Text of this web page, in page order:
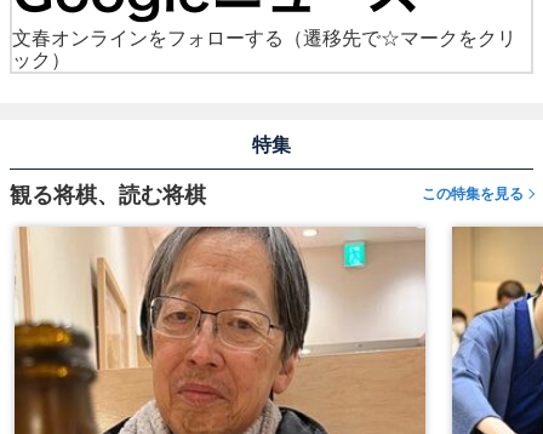
文春オンラインをフォローする
（遷移先で☆マークをクリ
ック）
特集
観る将棋、読む将棋 この特集を見る